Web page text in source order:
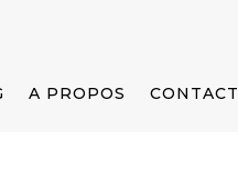
A PROPOS CONTACT